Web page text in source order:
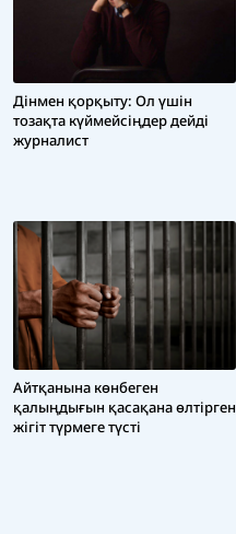
Дінмен қорқыту: Ол үшін
тозақта күймейсіңдер дейді
журналист
Айтқанына көнбеген
қалыңдығын қасақана өлтірген
жігіт түрмеге түсті